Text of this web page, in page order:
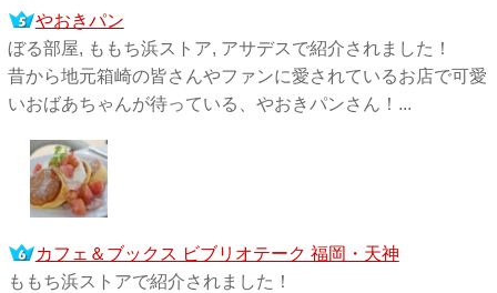
やおきパン
ぼる部屋, ももち浜ストア, アサデスで紹介されました！
昔から地元箱崎の皆さんやファンに愛されているお店で可愛
いおばあちゃんが待っている、やおきパンさん！...
カフェ＆ブックス ビブリオテーク 福岡・天神
ももち浜ストアで紹介されました！